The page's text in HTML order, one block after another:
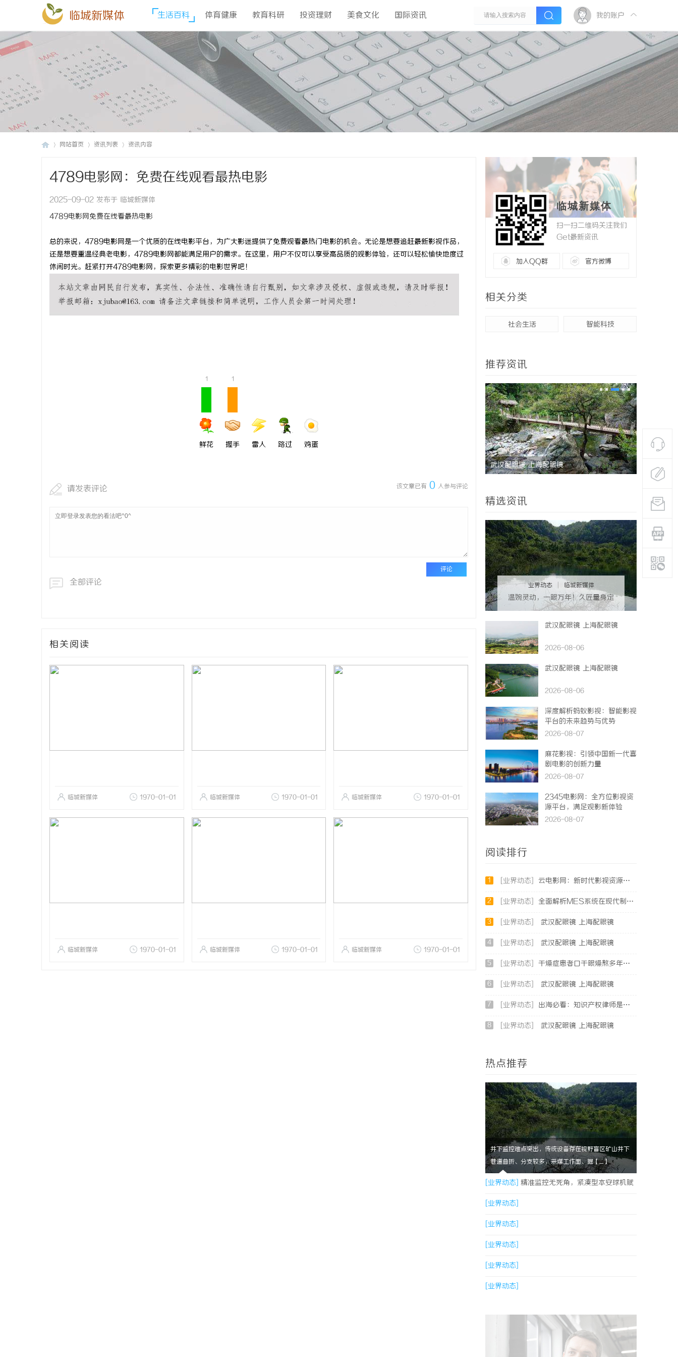
临城新媒体 生活百科 体育健康 教育科研 投资理财 美食文化 国际资讯 我的账户
网站首页 资讯列表 资讯内容
4789电影网：免费在线观看最热电影
2025-09-02 发布于 临城新媒体
4789电影网免费在线看最热电影
总的来说，4789电影网是一个优质的在线电影平台，为广大影迷提供了免费观看最热门电影的机会。无论是想要追赶最新影视作品，
还是想要重温经典老电影，4789电影网都能满足用户的需求。在这里，用户不仅可以享受高品质的观影体验，还可以轻松愉快地度过
休闲时光。赶紧打开4789电影网，探索更多精彩的电影世界吧！
1
鲜花
1
握手 雷人 路过 鸡蛋
该文章已有 0 人参与评论
请发表评论
评论
全部评论
相关阅读
临城新媒体 1970-01-01 临城新媒体 1970-01-01 临城新媒体 1970-01-01
临城新媒体 1970-01-01 临城新媒体 1970-01-01 临城新媒体 1970-01-01
临城新媒体
扫一扫二维码关注我们
Get最新资讯
加入QQ群 官方微博
相关分类
社会生活 智能科技
推荐资讯
武汉配眼镜 上海配眼镜 武汉配眼
精选资讯
业界动态 临城新媒体
温婉灵动，一眼万年！久匠量身定
制的眉眼唇，才是你整张脸的点睛
武汉配眼镜 上海配眼镜
2026-08-06
武汉配眼镜 上海配眼镜
2026-08-06
深度解析蚂蚁影视：智能影视
平台的未来趋势与优势
2026-08-07
麻花影视：引领中国新一代喜
剧电影的创新力量
2026-08-07
2345电影网：全方位影视资
源平台，满足观影新体验
2026-08-07
阅读排行
1 [业界动态] 云电影网：新时代影视资源的智能云端平台解析
2 [业界动态] 全面解析MES系统在现代制造业中的关键作用与应用前景
3 [业界动态] 武汉配眼镜 上海配眼镜
4 [业界动态] 武汉配眼镜 上海配眼镜
5 [业界动态] 干燥症患者口干眼燥熬多年，一个周期缓过来？老中医：一张辨证方对症，身体找回津液
6 [业界动态] 武汉配眼镜 上海配眼镜
7 [业界动态] 出海必看：知识产权律师是你避开跨境雷区的安全垫
8 [业界动态] 武汉配眼镜 上海配眼镜
热点推荐
井下监控难点突出，传统设备存在视野盲区矿山井下
巷道曲折、分支较多，采煤工作面、掘【....】
[业界动态] 精准监控无死角，紧凑型本安球机赋
能安全管理
[业界动态]
[业界动态]
[业界动态]
[业界动态]
[业界动态]